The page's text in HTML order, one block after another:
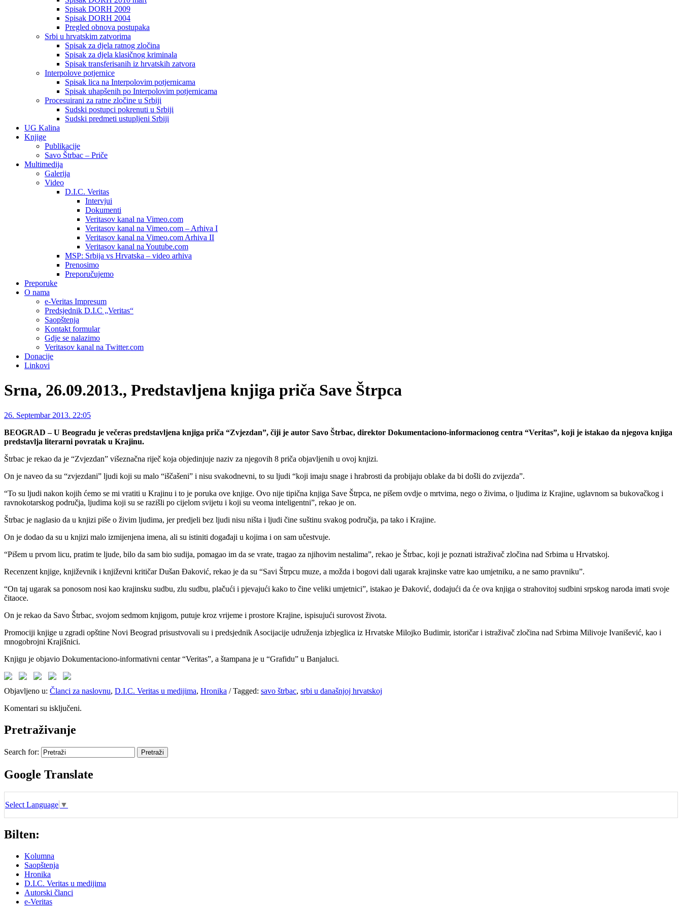
Spisak DORH 2009
Spisak DORH 2004
Pregled obnova postupaka
Srbi u hrvatskim zatvorima
Spisak za djela ratnog zločina
Spisak za djela klasičnog kriminala
Spisak transferisanih iz hrvatskih zatvora
Interpolove potjernice
Spisak lica na Interpolovim potjernicama
Spisak uhapšenih po Interpolovim potjernicama
Procesuirani za ratne zločine u Srbiji
Sudski postupci pokrenuti u Srbiji
Sudski predmeti ustupljeni Srbiji
UG Kalina
Knjige
Publikacije
Savo Štrbac – Priče
Multimedija
Galerija
Video
D.I.C. Veritas
Intervjui
Dokumenti
Veritasov kanal na Vimeo.com
Veritasov kanal na Vimeo.com – Arhiva I
Veritasov kanal na Vimeo.com Arhiva II
Veritasov kanal na Youtube.com
MSP: Srbija vs Hrvatska – video arhiva
Prenosimo
Preporučujemo
Preporuke
O nama
e-Veritas Impresum
Predsjednik D.I.C „Veritas“
Saopštenja
Kontakt formular
Gdje se nalazimo
Veritasov kanal na Twitter.com
Donacije
Linkovi
Srna, 26.09.2013., Predstavljena knjiga priča Save Štrpca
26. Septembar 2013. 22:05
BEOGRAD – U Beogradu je večeras predstavljena knjiga priča “Zvjezdan”, čiji je autor Savo Štrbac, direktor Dokumentaciono-informacionog centra “Veritas”, koji je istakao da njegova knjiga
predstavlja literarni povratak u Krajinu.
Štrbac je rekao da je “Zvjezdan” višeznačna riječ koja objedinjuje naziv za njegovih 8 priča objavljenih u ovoj knjizi.
On je naveo da su “zvjezdani” ljudi koji su malo “iščašeni” i nisu svakodnevni, to su ljudi “koji imaju snage i hrabrosti da probijaju oblake da bi došli do zvijezda”.
“To su ljudi nakon kojih ćemo se mi vratiti u Krajinu i to je poruka ove knjige. Ovo nije tipična knjiga Save Štrpca, ne pišem ovdje o mrtvima, nego o živima, o ljudima iz Krajine, uglavnom sa bukovačkog i
ravnokotarskog područja, ljudima koji su se razišli po cijelom svijetu i koji su veoma inteligentni”, rekao je on.
Štrbac je naglasio da u knjizi piše o živim ljudima, jer predjeli bez ljudi nisu ništa i ljudi čine suštinu svakog područja, pa tako i Krajine.
On je dodao da su u knjizi malo izmijenjena imena, ali su istiniti događaji u kojima i on sam učestvuje.
“Pišem u prvom licu, pratim te ljude, bilo da sam bio sudija, pomagao im da se vrate, tragao za njihovim nestalima”, rekao je Štrbac, koji je poznati istraživač zločina nad Srbima u Hrvatskoj.
Recenzent knjige, književnik i književni kritičar Dušan Đaković, rekao je da su “Savi Štrpcu muze, a možda i bogovi dali ugarak krajinske vatre kao umjetniku, a ne samo pravniku”.
“On taj ugarak sa ponosom nosi kao krajinsku sudbu, zlu sudbu, plačući i pjevajući kako to čine veliki umjetnici”, istakao je Đaković, dodajući da će ova knjiga o strahovitoj sudbini srpskog naroda imati svoje
čitaoce.
On je rekao da Savo Štrbac, svojom sedmom knjigom, putuje kroz vrijeme i prostore Krajine, ispisujući surovost života.
Promociji knjige u zgradi opštine Novi Beograd prisustvovali su i predsjednik Asocijacije udruženja izbjeglica iz Hrvatske Milojko Budimir, istoričar i istraživač zločina nad Srbima Milivoje Ivanišević, kao i
mnogobrojni Krajišnici.
Knjigu je objavio Dokumentaciono-informativni centar “Veritas”, a štampana je u “Grafidu” u Banjaluci.
Objavljeno u: Članci za naslovnu, D.I.C. Veritas u medijima, Hronika /Tagged: savo štrbac, srbi u današnjoj hrvatskoj
Komentari su isključeni.
Pretraživanje
Search for:
Google Translate
Select Language ▼
Bilten:
Kolumna
Saopštenja
Hronika
D.I.C. Veritas u medijima
Autorski članci
e-Veritas